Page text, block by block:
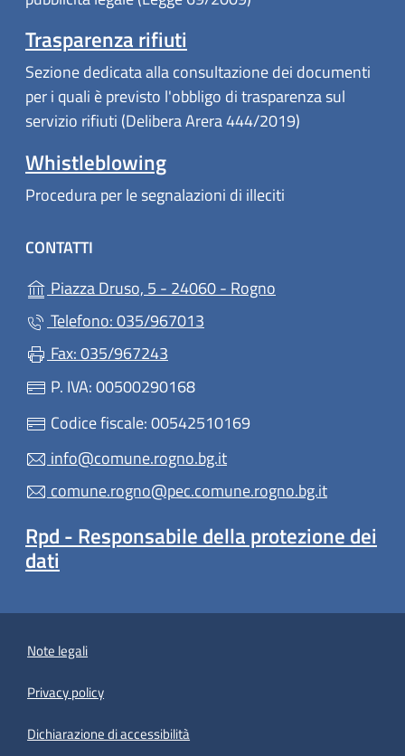
Trasparenza rifiuti
Sezione dedicata alla consultazione dei documenti
per i quali è previsto l'obbligo di trasparenza sul
servizio rifiuti (Delibera Arera 444/2019)
Whistleblowing
Procedura per le segnalazioni di illeciti
CONTATTI
Piazza Druso, 5 - 24060 - Rogno
Telefono: 035/967013
Fax: 035/967243
P. IVA: 00500290168
Codice fiscale: 00542510169
info@comune.rogno.bg.it
comune.rogno@pec.comune.rogno.bg.it
Rpd - Responsabile della protezione dei
dati
Note legali
Privacy policy
Dichiarazione di accessibilità